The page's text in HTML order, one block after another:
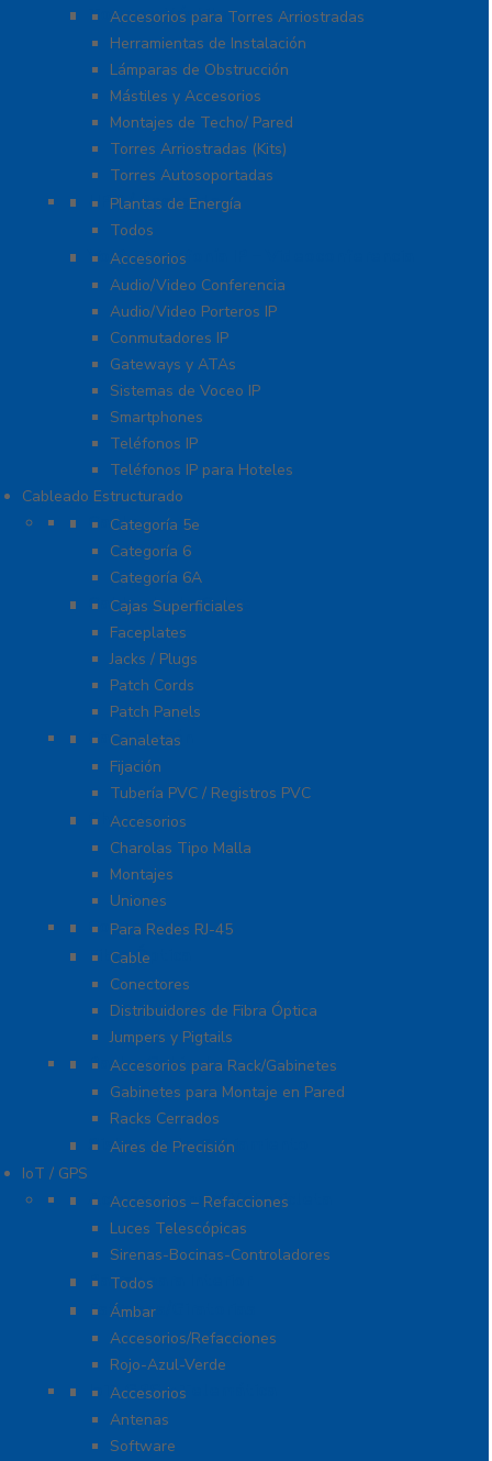
Torres y Mástiles
Accesorios para Torres Arriostradas
Herramientas de Instalación
Lámparas de Obstrucción
Mástiles y Accesorios
Montajes de Techo/ Pared
Torres Arriostradas (Kits)
Torres Autosoportadas
UPS / Respaldo
Plantas de Energía
Todos
VoIP – Telefonía IP – Videoconferencia
Accesorios
Audio/Video Conferencia
Audio/Video Porteros IP
Conmutadores IP
Gateways y ATAs
Sistemas de Voceo IP
Smartphones
Teléfonos IP
Teléfonos IP para Hoteles
Cableado Estructurado
Cable
Categoría 5e
Categoría 6
Categoría 6A
Cableado de Cobre
Cajas Superficiales
Faceplates
Jacks / Plugs
Patch Cords
Patch Panels
Canalización
Canaletas
Fijación
Tubería PVC / Registros PVC
Charola
Accesorios
Charolas Tipo Malla
Montajes
Uniones
Conectores
Para Redes RJ-45
Fibra Óptica
Cable
Conectores
Distribuidores de Fibra Óptica
Jumpers y Pigtails
Rack y Gabinetes
Accesorios para Rack/Gabinetes
Gabinetes para Montaje en Pared
Racks Cerrados
Sistemas de Enfriamiento
Aires de Precisión
IoT / GPS
Accesorios para Motocicleta
Accesorios – Refacciones
Luces Telescópicas
Sirenas-Bocinas-Controladores
Barras para Interior
Todos
Estrobos/Giratorias
Ámbar
Accesorios/Refacciones
Rojo-Azul-Verde
IoT, GPS y Telemática
Accesorios
Antenas
Software